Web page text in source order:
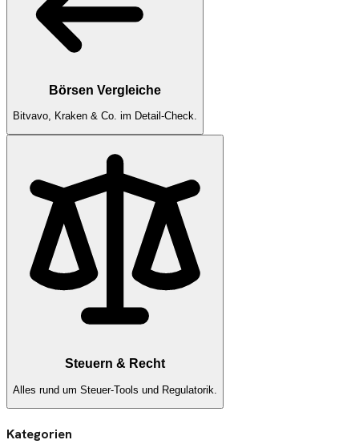
Börsen Vergleiche
Bitvavo, Kraken & Co. im Detail-Check.
Steuern & Recht
Alles rund um Steuer-Tools und Regulatorik.
Kategorien